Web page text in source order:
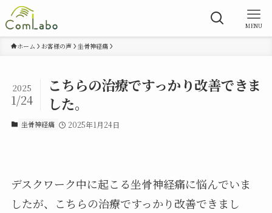
MENU
ホーム お客様の声 坐骨神経痛
こちらの治療ですっかり改善できま
した。
2025
1/24
坐骨神経痛 2025年1月24日
デスクワーク中に起こる坐骨神経痛に悩んでいま
したが、こちらの治療ですっかり改善できまし